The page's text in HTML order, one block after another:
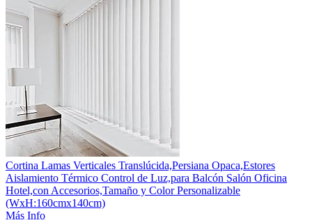
Cortina Lamas Verticales Translúcida,Persiana Opaca,Estores
Aislamiento Térmico Control de Luz,para Balcón Salón Oficina
Hotel,con Accesorios,Tamaño y Color Personalizable
(WxH:160cmx140cm)
Más Info